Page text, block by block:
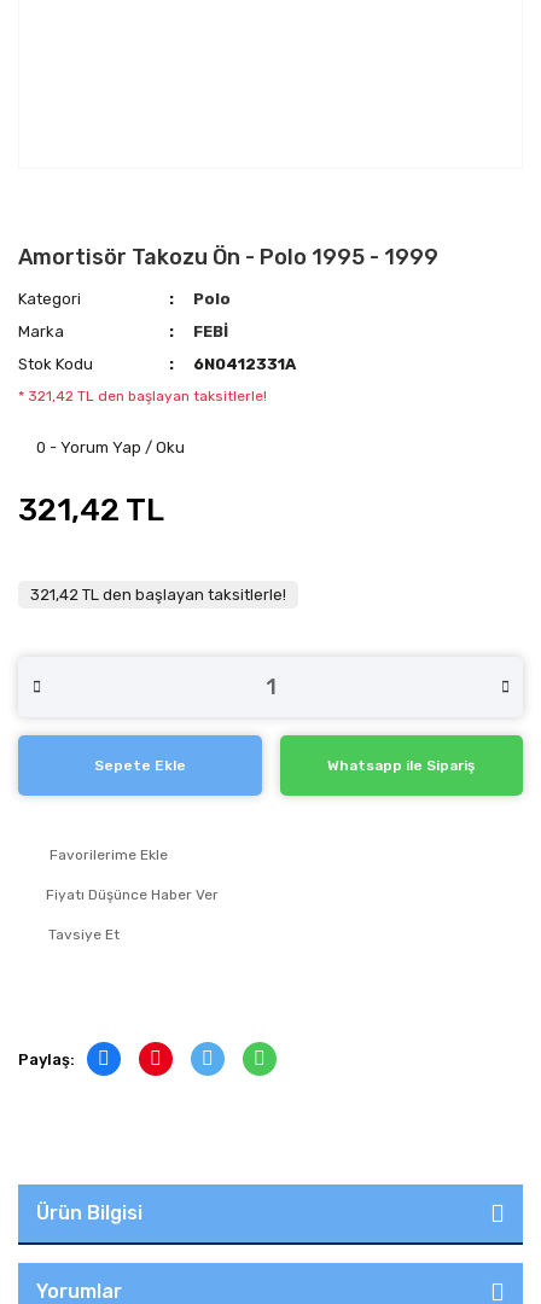
Amortisör Takozu Ön - Polo 1995 - 1999
Kategori
Polo
Marka
FEBİ
Stok Kodu
6N0412331A
* 321,42 TL den başlayan taksitlerle!
0 - Yorum Yap / Oku
321,42 TL
321,42 TL den başlayan taksitlerle!
Sepete Ekle Whatsapp ile Sipariş
Fiyatı Düşünce Haber Ver
Tavsiye Et
Paylaş:
Ürün Bilgisi
Yorumlar